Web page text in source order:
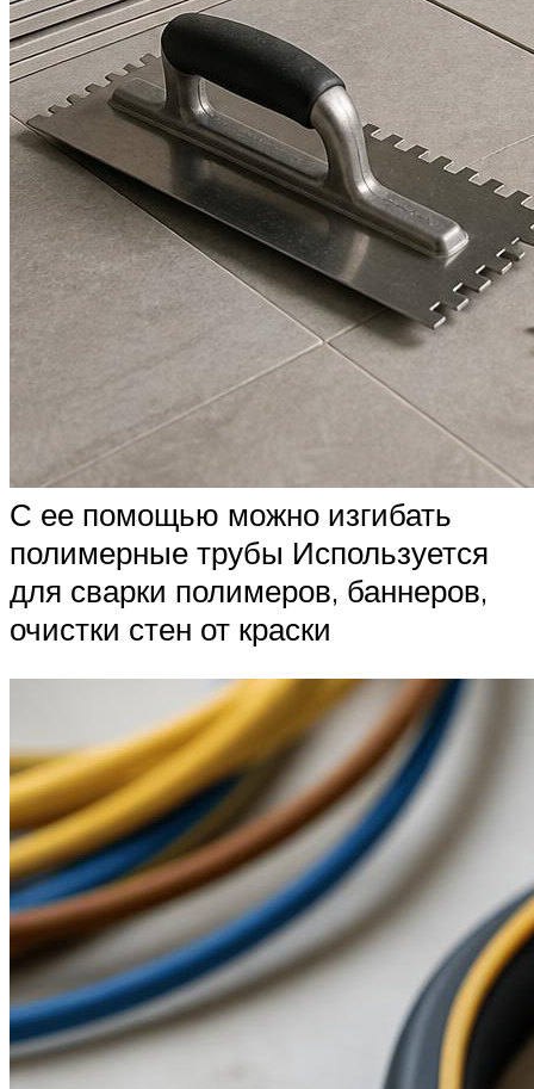
С ее помощью можно изгибать
полимерные трубы Используется
для сварки полимеров, баннеров,
очистки стен от краски